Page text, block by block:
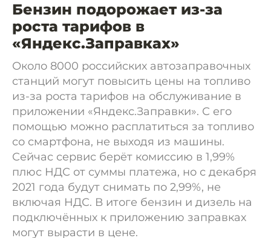
Бензин подорожает из-за
роста тарифов в
«Яндекс.Заправках»
Около 8000 российских автозаправочных
станций могут повысить цены на топливо
из-за роста тарифов на обслуживание в
приложении «Яндекс.Заправки». С его
помощью можно расплатиться за топливо
со смартфона, не выходя из машины.
Сейчас сервис берёт комиссию в 1,99%
плюс НДС от суммы платежа, но с декабря
2021 года будут снимать по 2,99%, не
включая НДС. В итоге бензин и дизель на
подключённых к приложению заправках
могут вырасти в цене.